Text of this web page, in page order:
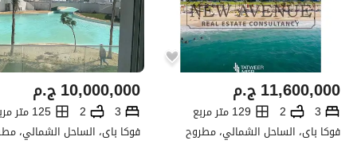
ج.م11,600,000
3
2
129 متر مربع
فوكا باى، الساحل الشمالي، مطروح
ج.م10,000,000
3
2
125 متر مربع
فوكا باى، الساحل الشمالي،